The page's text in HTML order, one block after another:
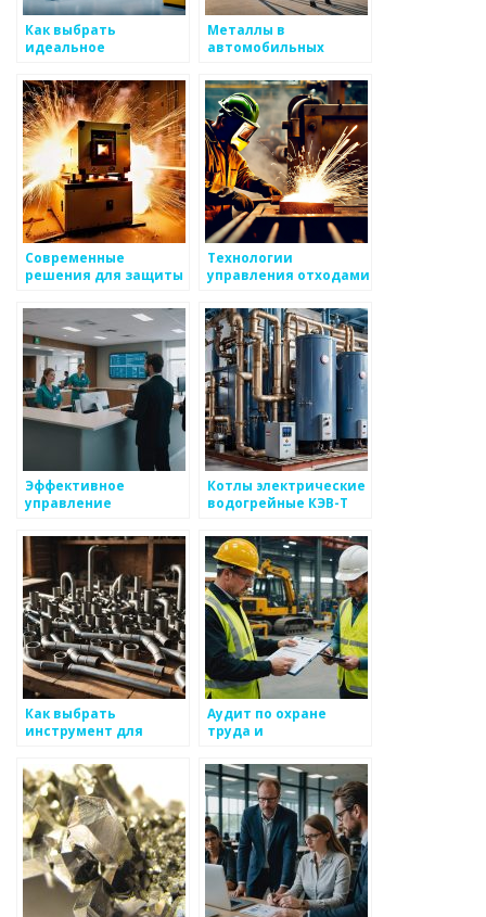
Как выбрать
идеальное
оборудование для
вашего предприятия
Металлы в
автомобильных
Современные
решения для защиты
предприятий
Технологии
управления отходами
Эффективное
управление
учреждениями с
системой MEDODS
Котлы электрические
водогрейные КЭВ-Т
решение для вашего
предприятия
Как выбрать
инструмент для
Аудит по охране
труда и
важность и
особенности
проведения